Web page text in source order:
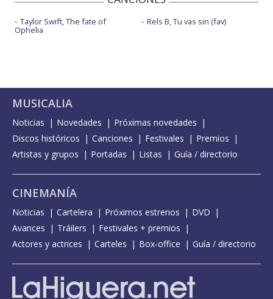
Taylor Swift, The fate of
Ophelia
Rels B, Tu vas sin (fav)
MUSICALIA
Noticias Novedades
Próximas novedades
Discos históricos
Canciones Festivales
Premios
Artistas y grupos
Portadas Listas Guía / directorio
CINEMANÍA
Noticias Cartelera Próximos estrenos
DVD
Avances
Tráilers
Festivales + premios
Actores y actrices
Carteles Box-office Guía / directorio